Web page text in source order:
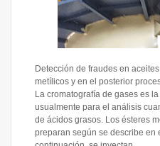
Detección de fraudes en
metílicos y en el posterior
La cromatografía de gases es
usualmente para el análisis
de ácidos grasos. Los ésteres
preparan según se describe en